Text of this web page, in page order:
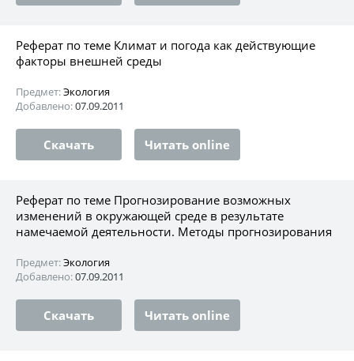
Реферат по теме Климат и погода как действующие
факторы внешней среды
Предмет:Экология
Добавлено:07.09.2011
Скачать Читать online
Реферат по теме Прогнозирование возможных
изменений в окружающей среде в результате
намечаемой деятельности. Методы прогнозирования
Предмет:Экология
Добавлено:07.09.2011
Скачать Читать online